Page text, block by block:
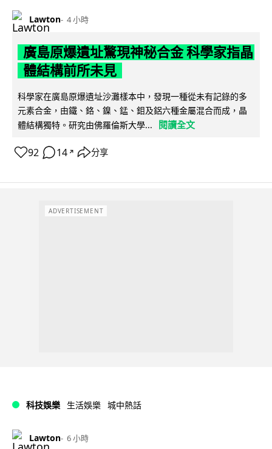
Lawton 4 小時
廣島原爆遺址驚現神秘合金 科學家指晶
體結構前所未見
科學家在廣島原爆遺址沙灘樣本中，發現一種從未有記錄的多
元素合金，由鐵、鉻、鎳、錳、鉬及鋁六種金屬混合而成，晶
體結構獨特。研究由佛羅倫斯大學...
閱讀全文
92 14 ↗ 分享
ADVERTISEMENT
科技娛樂 生活娛樂 城中熱話
Lawton 6 小時